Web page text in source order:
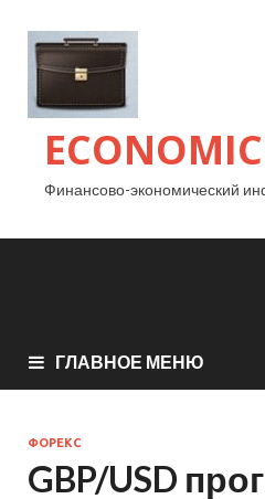
Финансово-экономический
ГЛАВНОЕ МЕНЮ
ФОРЕКС
GBP/USD